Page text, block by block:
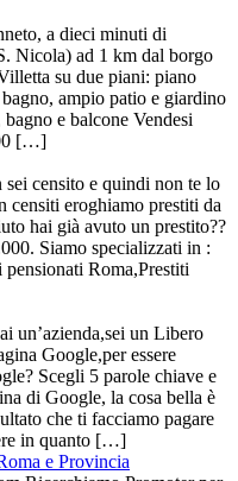
a dieci minuti di
Nicola) ad 1 km dal borgo
su due piani: piano
ampio patio e giardino
e balcone Vendesi
[…]
censito e quindi non te lo
censiti eroghiamo prestiti da
hai già avuto un prestito??
Siamo specializzati in :
Roma,Prestiti
un’azienda,sei un Libero
Google,per essere
Scegli 5 parole chiave e
di Google, la cosa bella è
che ti facciamo pagare
in quanto […]
e Provincia